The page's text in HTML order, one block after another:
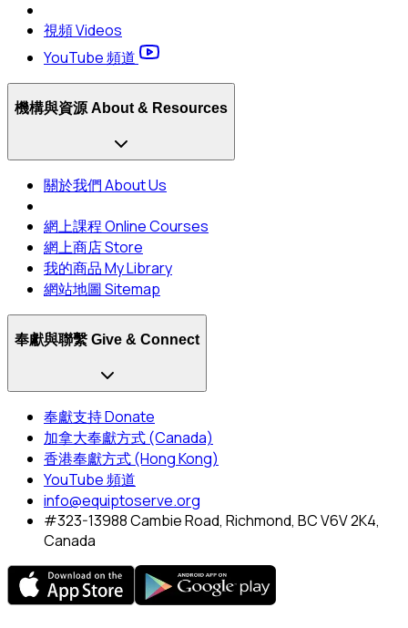
視頻 Videos
YouTube 頻道
機構與資源 About & Resources
關於我們 About Us
網上課程 Online Courses
網上商店 Store
我的商品 My Library
網站地圖 Sitemap
奉獻與聯繫 Give & Connect
奉獻支持 Donate
加拿大奉獻方式 (Canada)
香港奉獻方式 (Hong Kong)
YouTube 頻道
info@equiptoserve.org
#323-13988 Cambie Road, Richmond, BC V6V 2K4,
Canada